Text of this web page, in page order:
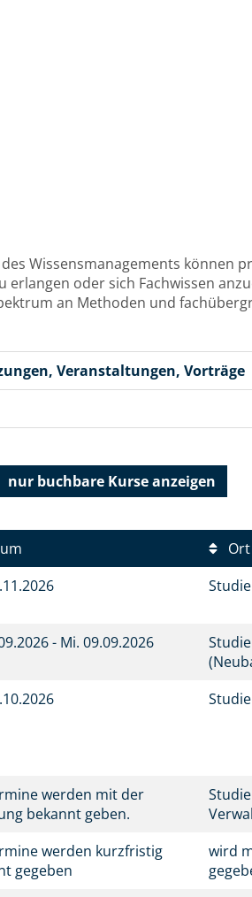
Wissensmanagements können
oder sich Fachwissen
an Methoden und
Veranstaltungen, Vorträge
nur buchbareKurse anzeigen
Ort
- Mi. 09.09.2026
werden mit der
bekannt geben.
werden kurzfristig
gegeben
wird